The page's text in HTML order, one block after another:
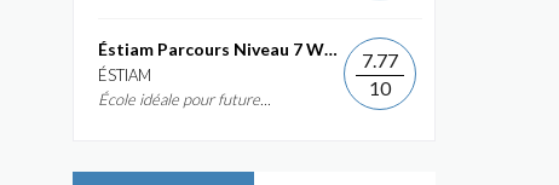
Éstiam Parcours Niveau 7 Web &...
ÉSTIAM
École idéale pour future...
7.77
10